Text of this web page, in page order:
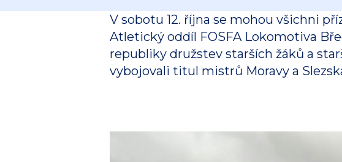
V sobotu 12. října se mohou všichni
Atletický oddíl FOSFA Lokomotiva
republiky družstev starších žáků a
vybojovali titul mistrů Moravy a